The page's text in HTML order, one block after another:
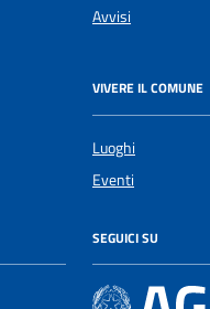
Avvisi
VIVERE IL COMUNE
Luoghi
Eventi
SEGUICI SU